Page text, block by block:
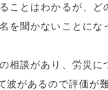
ことはわかるが、ど
を聞かないことにな
談があり、労災に
があるので評価が